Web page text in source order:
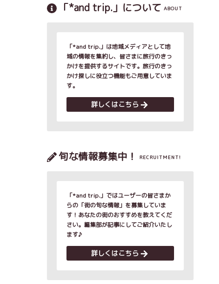
「*and trip.」について ABOUT
「*and trip.」は地域メディアとして地
域の情報を集約し、皆さまに旅行のきっ
かけを提供するサイトです。旅行のきっ
かけ探しに役立つ機能もご用意していま
す。
詳しくはこちら
旬な情報募集中！ RECRUITMENT!
「*and trip.」ではユーザーの皆さまか
らの「街の旬な情報」を募集していま
す！あなたの街のおすすめを教えてくだ
さい。編集部が記事にしてご紹介いたし
ます♪
詳しくはこちら